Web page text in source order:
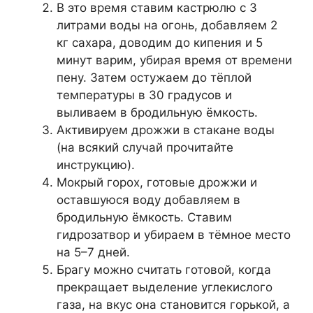
В это время ставим кастрюлю с 3
литрами воды на огонь, добавляем 2
кг сахара, доводим до кипения и 5
минут варим, убирая время от времени
пену. Затем остужаем до тёплой
температуры в 30 градусов и
выливаем в бродильную ёмкость.
Активируем дрожжи в стакане воды
(на всякий случай прочитайте
инструкцию).
Мокрый горох, готовые дрожжи и
оставшуюся воду добавляем в
бродильную ёмкость. Ставим
гидрозатвор и убираем в тёмное место
на 5–7 дней.
Брагу можно считать готовой, когда
прекращает выделение углекислого
газа, на вкус она становится горькой, а